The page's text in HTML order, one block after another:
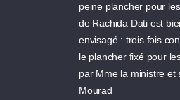
peine plancher pour
de Rachida Dati est
envisagé : trois fois
le plancher fixé pour
par Mme la ministre et
Mourad